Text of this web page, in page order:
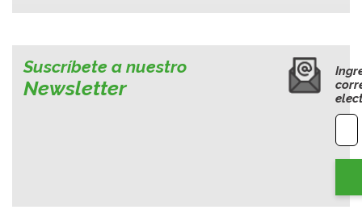
Suscríbete a nuestro
Newsletter